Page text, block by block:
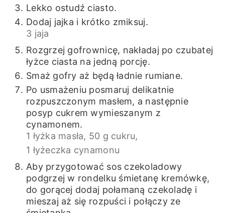
Lekko ostudź ciasto.
Dodaj jajka i krótko zmiksuj.
3 jaja
Rozgrzej gofrownicę, nakładaj po czubatej
łyżce ciasta na jedną porcję.
Smaż gofry aż będą ładnie rumiane.
Po usmażeniu posmaruj delikatnie
rozpuszczonym masłem, a następnie
posyp cukrem wymieszanym z
cynamonem.
1 łyżka masła, 50 g cukru,
1 łyżeczka cynamonu
Aby przygotować sos czekoladowy
podgrzej w rondelku śmietanę kremówkę,
do gorącej dodaj połamaną czekoladę i
mieszaj aż się rozpuści i połączy ze